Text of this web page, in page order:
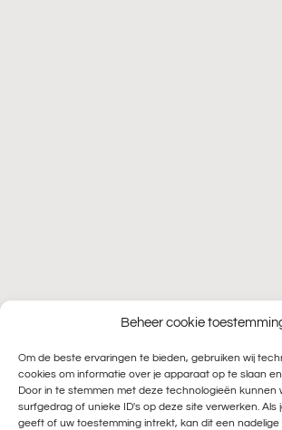
Beheer cookie
Om de beste ervaringen te bieden, gebruiken wij
cookies om informatie over je apparaat op te slaan
Door in te stemmen met deze technologieën kunnen
surfgedrag of unieke ID's op deze site verwerken. Als
geeft of uw toestemming intrekt, kan dit een